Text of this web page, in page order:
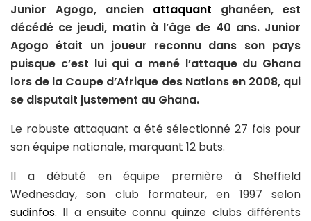
Junior Agogo, ancien attaquant ghanéen, est
décédé ce jeudi, matin à l’âge de 40 ans. Junior
Agogo était un joueur reconnu dans son pays
puisque c’est lui qui a mené l’attaque du Ghana
lors de la Coupe d’Afrique des Nations en 2008, qui
se disputait justement au Ghana.
Le robuste attaquant a été sélectionné 27 fois pour
son équipe nationale, marquant 12 buts.
Il a débuté en équipe première à Sheffield
Wednesday, son club formateur, en 1997 selon
sudinfos. Il a ensuite connu quinze clubs différents